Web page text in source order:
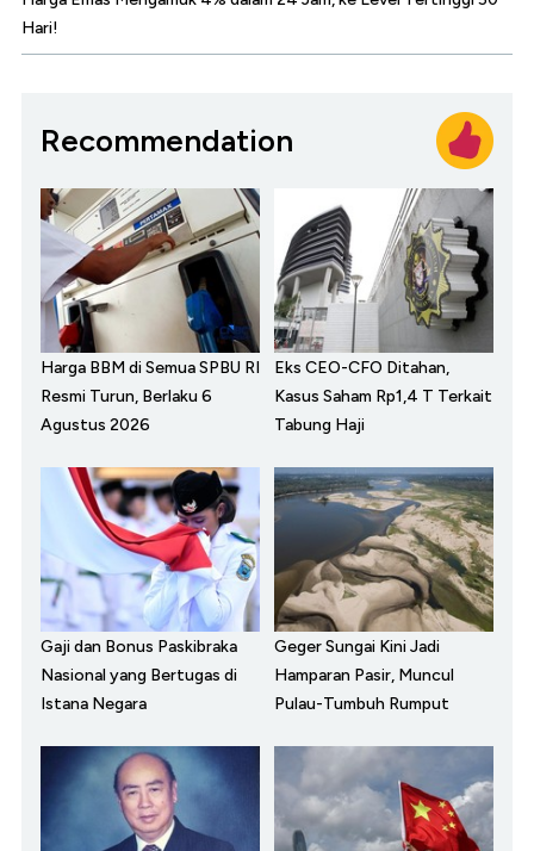
Hari!
Recommendation
Harga BBM di Semua SPBU RI
Resmi Turun, Berlaku 6
Agustus 2026
Eks CEO-CFO Ditahan,
Kasus Saham Rp1,4 T Terkait
Tabung Haji
Gaji dan Bonus Paskibraka
Nasional yang Bertugas di
Istana Negara
Geger Sungai Kini Jadi
Hamparan Pasir, Muncul
Pulau-Tumbuh Rumput